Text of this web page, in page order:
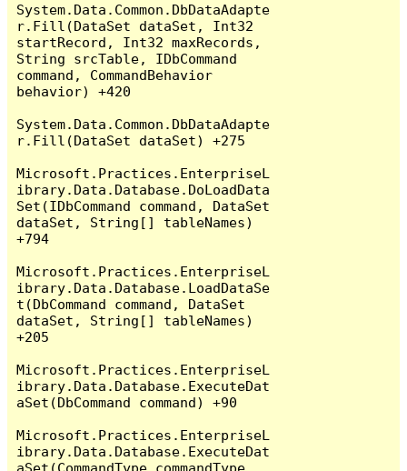
System.Data.Common.DbDataAdapte
r.Fill(DataSet dataSet, Int32
startRecord, Int32 maxRecords,
String srcTable, IDbCommand
command, CommandBehavior
behavior) +420
System.Data.Common.DbDataAdapte
r.Fill(DataSet dataSet) +275
Microsoft.Practices.EnterpriseL
ibrary.Data.Database.DoLoadData
Set(IDbCommand command, DataSet
dataSet, String[] tableNames)
+794
Microsoft.Practices.EnterpriseL
ibrary.Data.Database.LoadDataSe
t(DbCommand command, DataSet
dataSet, String[] tableNames)
+205
Microsoft.Practices.EnterpriseL
ibrary.Data.Database.ExecuteDat
aSet(DbCommand command) +90
Microsoft.Practices.EnterpriseL
ibrary.Data.Database.ExecuteDat
aSet(CommandType commandType,